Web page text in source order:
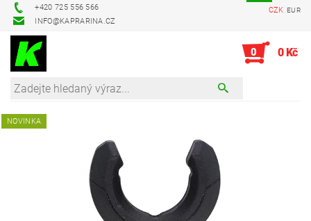
+420 725 556 566
INFO@KAPRARINA.CZ
CZK EUR
0 0 Kč
NOVINKA